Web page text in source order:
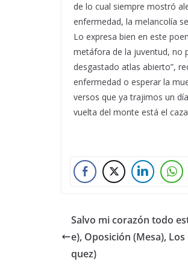
de lo cual siempre mostró
enfermedad, la melancolía
Lo expresa bien en este
metáfora de la juventud, no
desgastado atlas abierto”,
enfermedad o esperar la
versos que ya trajimos un
vuelta del monte está el
Salvo mi corazón todo
e), Oposición (Mesa),
quez)